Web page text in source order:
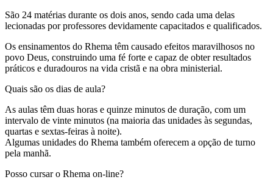
São 24 matérias durante os dois anos, sendo cada uma delas
lecionadas por professores devidamente capacitados e qualificados.
Os ensinamentos do Rhema têm causado efeitos maravilhosos no
povo Deus, construindo uma fé forte e capaz de obter resultados
práticos e duradouros na vida cristã e na obra ministerial.
Quais são os dias de aula?
As aulas têm duas horas e quinze minutos de duração, com um
intervalo de vinte minutos (na maioria das unidades às segundas,
quartas e sextas-feiras à noite).
Algumas unidades do Rhema também oferecem a opção de turno
pela manhã.
Posso cursar o Rhema on-line?